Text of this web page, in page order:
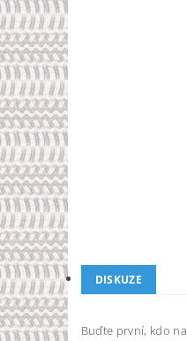
DISKUZE
Buďte první, kdo